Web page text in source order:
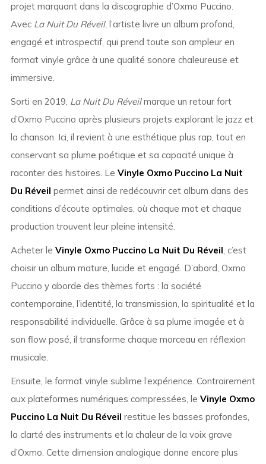
projet marquant dans la discographie d’Oxmo Puccino.
Avec La Nuit Du Réveil, l’artiste livre un album profond,
engagé et introspectif, qui prend toute son ampleur en
format vinyle grâce à une qualité sonore chaleureuse et
immersive.
Sorti en 2019, La Nuit Du Réveilmarque un retour fort
d’Oxmo Puccino après plusieurs projets explorant le jazz et
la chanson. Ici, il revient à une esthétique plus rap, tout en
conservant sa plume poétique et sa capacité unique à
raconter des histoires. Le Vinyle Oxmo Puccino La Nuit
Du Réveil permet ainsi de redécouvrir cet album dans des
conditions d’écoute optimales, où chaque mot et chaque
production trouvent leur pleine intensité.
Acheter le Vinyle Oxmo Puccino La Nuit Du Réveil, c’est
choisir un album mature, lucide et engagé. D’abord, Oxmo
Puccino y aborde des thèmes forts : la société
contemporaine, l’identité, la transmission, la spiritualité et la
responsabilité individuelle. Grâce à sa plume imagée et à
son flow posé, il transforme chaque morceau en réflexion
musicale.
Ensuite, le format vinyle sublime l’expérience. Contrairement
aux plateformes numériques compressées, le Vinyle Oxmo
Puccino La Nuit Du Réveil restitue les basses profondes,
la clarté des instruments et la chaleur de la voix grave
d’Oxmo. Cette dimension analogique donne encore plus